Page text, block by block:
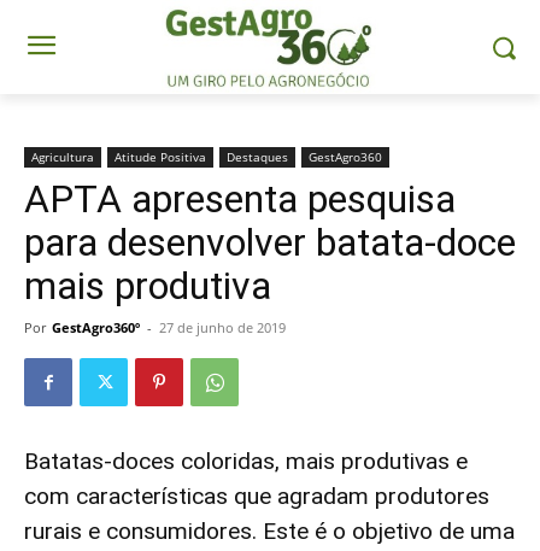
Agricultura Atitude Positiva Destaques GestAgro360
APTA apresenta pesquisa
para desenvolver batata-doce
mais produtiva
Por GestAgro360º - 27 de junho de 2019
Batatas-doces coloridas, mais produtivas e
com características que agradam produtores
rurais e consumidores. Este é o objetivo de uma